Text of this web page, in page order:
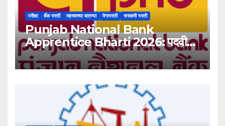
परीक्षा बँक भरती महत्त्वाच्या बातम्या मेगाभरती सरकारी भरती
Punjab National Bank
Apprentice Bharti 2026: पदवीधर
उमेदवारांसाठी ५१३८ जागांची मोठी संधी!